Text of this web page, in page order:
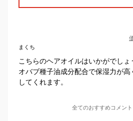
まくち
こちらのヘアオイルはいかがでし
オバブ種子油成分配合で保湿力が
してくれます。
全てのおすすめコメント